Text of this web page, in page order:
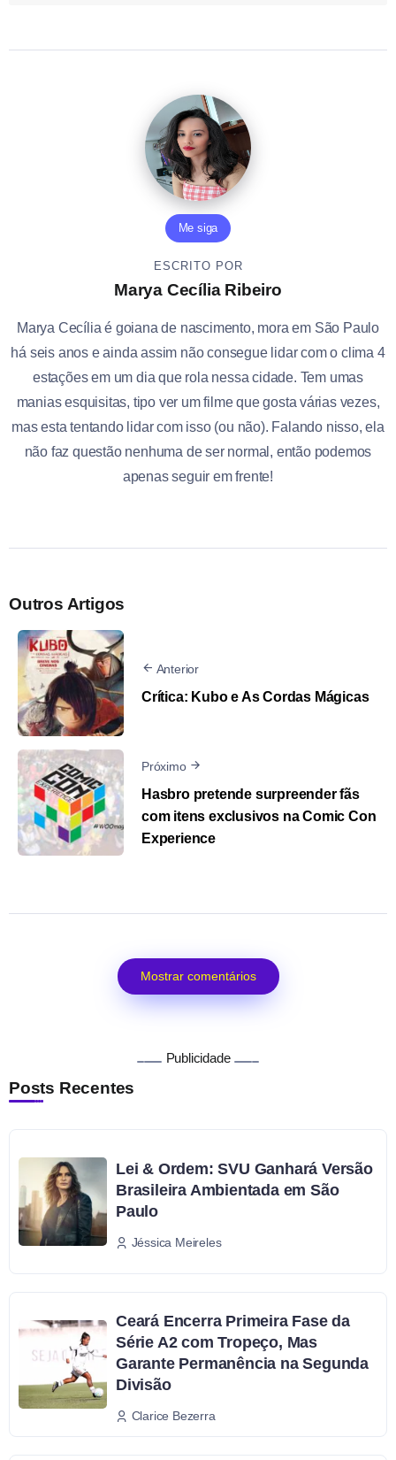
Me siga
ESCRITO POR
Marya Cecília Ribeiro
Marya Cecília é goiana de nascimento, mora em São Paulo
há seis anos e ainda assim não consegue lidar com o clima 4
estações em um dia que rola nessa cidade. Tem umas
manias esquisitas, tipo ver um filme que gosta várias vezes,
mas esta tentando lidar com isso (ou não). Falando nisso, ela
não faz questão nenhuma de ser normal, então podemos
apenas seguir em frente!
Outros Artigos
Anterior
Crítica: Kubo e As Cordas Mágicas
Próximo
Hasbro pretende surpreender fãs
com itens exclusivos na Comic Con
Experience
Mostrar comentários
Publicidade
Posts Recentes
Lei & Ordem: SVU Ganhará Versão
Brasileira Ambientada em São
Paulo
Jéssica Meireles
Ceará Encerra Primeira Fase da
Série A2 com Tropeço, Mas
Garante Permanência na Segunda
Divisão
Clarice Bezerra